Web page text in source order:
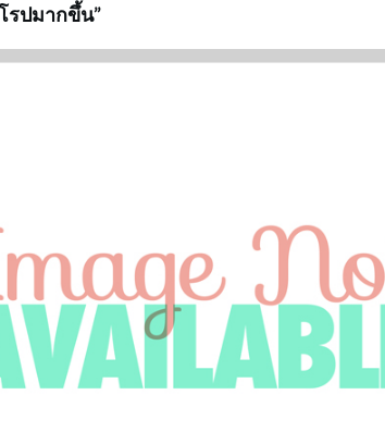
รปมากขึ้น”